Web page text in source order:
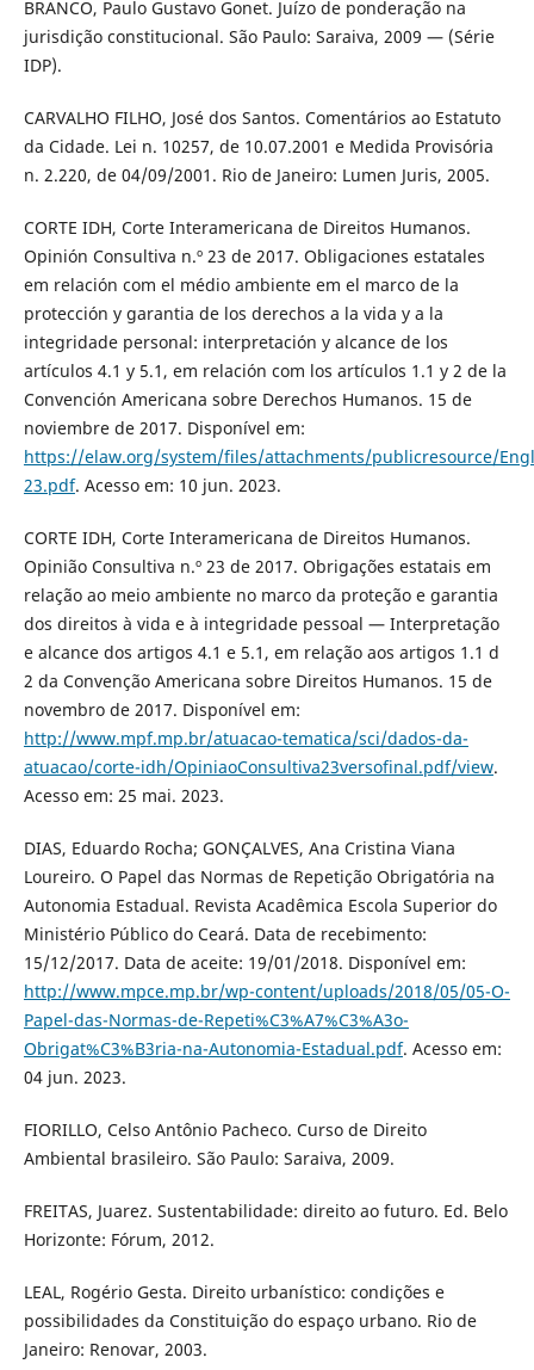
BRANCO, Paulo Gustavo Gonet. Juízo de ponderação na
jurisdição constitucional. São Paulo: Saraiva, 2009 — (Série
IDP).
CARVALHO FILHO, José dos Santos. Comentários ao Estatuto
da Cidade. Lei n. 10257, de 10.07.2001 e Medida Provisória
n. 2.220, de 04/09/2001. Rio de Janeiro: Lumen Juris, 2005.
CORTE IDH, Corte Interamericana de Direitos Humanos.
Opinión Consultiva n.º 23 de 2017. Obligaciones estatales
em relación com el médio ambiente em el marco de la
protección y garantia de los derechos a la vida y a la
integridade personal: interpretación y alcance de los
artículos 4.1 y 5.1, em relación com los artículos 1.1 y 2 de la
Convención Americana sobre Derechos Humanos. 15 de
noviembre de 2017. Disponível em:
https://elaw.org/system/files/attachments/publicresource/
23.pdf. Acesso em: 10 jun. 2023.
CORTE IDH, Corte Interamericana de Direitos Humanos.
Opinião Consultiva n.º 23 de 2017. Obrigações estatais em
relação ao meio ambiente no marco da proteção e garantia
dos direitos à vida e à integridade pessoal — Interpretação
e alcance dos artigos 4.1 e 5.1, em relação aos artigos 1.1 d
2 da Convenção Americana sobre Direitos Humanos. 15 de
novembro de 2017. Disponível em:
http://www.mpf.mp.br/atuacao-tematica/sci/dados-da-
atuacao/corte-idh/OpiniaoConsultiva23versofinal.pdf/view.
Acesso em: 25 mai. 2023.
DIAS, Eduardo Rocha; GONÇALVES, Ana Cristina Viana
Loureiro. O Papel das Normas de Repetição Obrigatória na
Autonomia Estadual. Revista Acadêmica Escola Superior do
Ministério Público do Ceará. Data de recebimento:
15/12/2017. Data de aceite: 19/01/2018. Disponível em:
http://www.mpce.mp.br/wp-content/uploads/2018/05/05-O-
Papel-das-Normas-de-Repeti%C3%A7%C3%A3o-
Obrigat%C3%B3ria-na-Autonomia-Estadual.pdf. Acesso em:
04 jun. 2023.
FIORILLO, Celso Antônio Pacheco. Curso de Direito
Ambiental brasileiro. São Paulo: Saraiva, 2009.
FREITAS, Juarez. Sustentabilidade: direito ao futuro. Ed. Belo
Horizonte: Fórum, 2012.
LEAL, Rogério Gesta. Direito urbanístico: condições e
possibilidades da Constituição do espaço urbano. Rio de
Janeiro: Renovar, 2003.